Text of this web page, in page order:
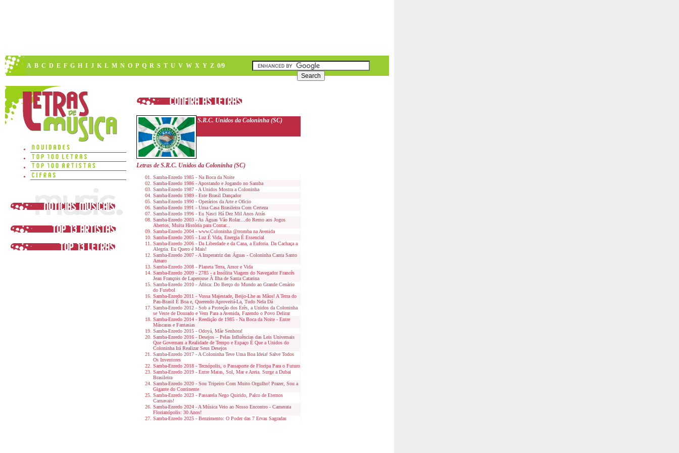
A B C D E F G H I J K L M N O P Q R S T U V W X Y Z 0/9
S.R.C. Unidos da Coloninha (SC)
Letras de S.R.C. Unidos da Coloninha (SC)
Samba-Enredo 1985 - Na Boca da Noite
Samba-Enredo 1986 - Apostando e Jogando no Samba
Samba-Enredo 1987 - A Unidos Mostra a Coloninha
Samba-Enredo 1989 - Este Brasil Dançador
Samba-Enredo 1990 - Operários da Arte e Oficio
Samba-Enredo 1991 - Uma Casa Brasileira Com Certeza
Samba-Enredo 1996 - Eu Nasci Há Dez Mil Anos Atrás
Samba-Enredo 2003 - As Águas Vão Rolar....do Remo aos Jogos
Abertos, Muita História para Contar...
Samba-Enredo 2004 - www.Coloninha @rromba na Avenida
Samba-Enredo 2005 - Luz É Vida, Energia É Essencial
Samba-Enredo 2006 - Da Liberdade e da Cana, a Euforia. Da Cachaça a
Alegria. Eu Quero é Mais!
Samba-Enredo 2007 - A Imperatriz das Águas - Coloninha Canta Santo
Amaro
Samba-Enredo 2008 - Planeta Terra, Amor e Vida
Samba-Enredo 2009 - 2785 - a Insólita Viagem do Navegador Francês
Jean François de Laperouse À Ilha de Santa Catarina
Samba-Enredo 2010 - África: Do Berço do Mundo ao Grande Cenário
do Futebol
Samba-Enredo 2011 - Vossa Majestade, Beijo-Lhe as Mãos! A Terra do
Pau-Brasil É Boa e, Querendo Aproveitá-La, Tudo Nela Dá
Samba-Enredo 2012 - Sob a Proteção dos Erês, a Unidos da Coloninha
se Veste de Dourado e Vem Para a Avenida, Fazendo o Povo Delirar
Samba-Enredo 2014 - Reedição de 1985 - Na Boca da Noite - Entre
Máscaras e Fantasias
Samba-Enredo 2015 - Odoyá, Mãe Senhora!
Samba-Enredo 2016 - Desejos – Pelas Influências das Leis Universais
Que Governam a Realidade de Tempo e Espaço É Que a Unidos do
Coloninha Irá Realizar Seus Desejos
Samba-Enredo 2017 - A Coloninha Teve Uma Boa Ideia! Salve Todos
Os Inventores
Samba-Enredo 2018 - Tecnópolis, o Passaporte de Floripa Para o Futuro
Samba-Enredo 2019 - Entre Matas, Sol, Mar e Areia. Surge a Dubai
Brasileira
Samba-Enredo 2020 - Sou Tripeiro Com Muito Orgulho! Prazer, Sou a
Gigante do Continente
Samba-Enredo 2023 - Passarela Nego Quirido, Palco de Eternos
Carnavais!
Samba-Enredo 2024 - A Música Veio ao Nosso Encontro - Camerata
Florianópolis: 30 Anos!
Samba-Enredo 2025 - Benzimento: O Poder das 7 Ervas Sagradas